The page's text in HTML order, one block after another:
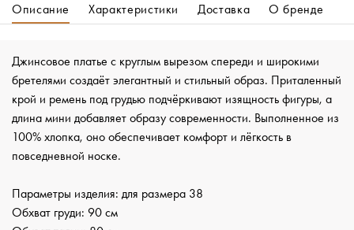
Описание
Характеристики Доставка О бренде
Джинсовое платье с круглым вырезом спереди и широкими
бретелями создаёт элегантный и стильный образ. Приталенный
крой и ремень под грудью подчёркивают изящность фигуры, а
длина мини добавляет образу современности. Выполненное из
100% хлопка, оно обеспечивает комфорт и лёгкость в
повседневной носке.
Параметры изделия: для размера 38
Обхват груди: 90 см